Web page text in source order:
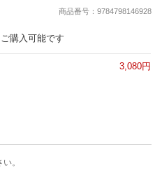
推し楽商品番号：9784798146928
購入可能です
3,080円
。